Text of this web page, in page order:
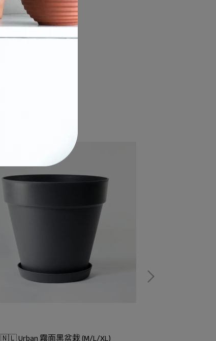
🇳🇱 Urban 霧面黑盆栽 (M/L/XL)